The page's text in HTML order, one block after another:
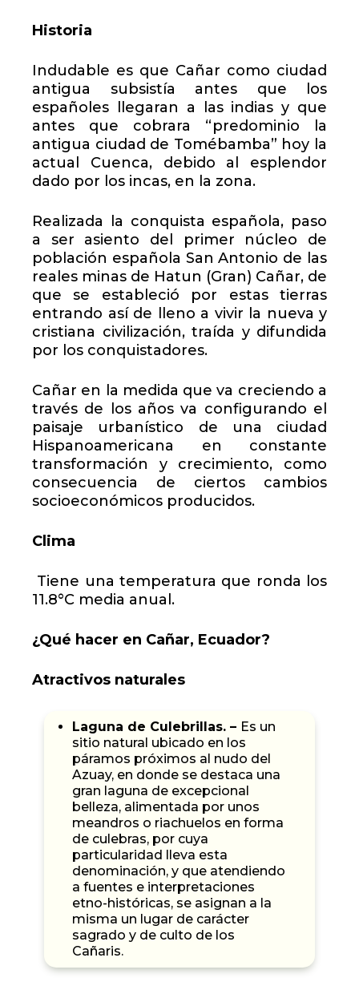
Historia
Indudable es que Cañar como ciudad
antigua subsistía antes que los
españoles llegaran a las indias y que
antes que cobrara “predominio la
antigua ciudad de Tomébamba” hoy la
actual Cuenca, debido al esplendor
dado por los incas, en la zona.
Realizada la conquista española, paso
a ser asiento del primer núcleo de
población española San Antonio de las
reales minas de Hatun (Gran) Cañar, de
que se estableció por estas tierras
entrando así de lleno a vivir la nueva y
cristiana civilización, traída y difundida
por los conquistadores.
Cañar en la medida que va creciendo a
través de los años va configurando el
paisaje urbanístico de una ciudad
Hispanoamericana en constante
transformación y crecimiento, como
consecuencia de ciertos cambios
socioeconómicos producidos.
Clima
Tiene una temperatura que ronda los
11.8°C media anual.
¿Qué hacer en Cañar, Ecuador?
Atractivos naturales
Laguna de Culebrillas. – Es un
sitio natural ubicado en los
páramos próximos al nudo del
Azuay, en donde se destaca una
gran laguna de excepcional
belleza, alimentada por unos
meandros o riachuelos en forma
de culebras, por cuya
particularidad lleva esta
denominación, y que atendiendo
a fuentes e interpretaciones
etno-históricas, se asignan a la
misma un lugar de carácter
sagrado y de culto de los
Cañaris.